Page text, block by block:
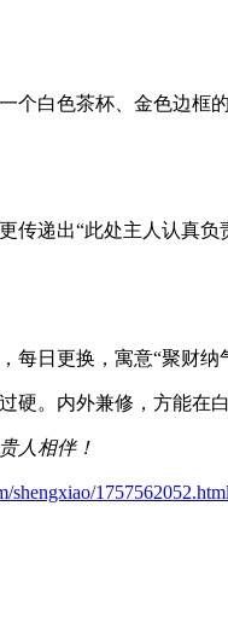
白色茶杯、金色边
递出“此处主人认真
日更换，寓意“聚财
。内外兼修，方能在
人相伴！
shengxiao/1757562052.html